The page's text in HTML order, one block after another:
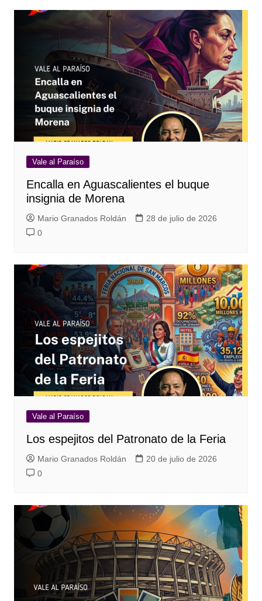
Vale al Paraíso
Encalla en Aguascalientes el buque
insignia de Morena
Mario Granados Roldán
28 de julio de 2026
0
Vale al Paraíso
Los espejitos del Patronato de la Feria
Mario Granados Roldán
20 de julio de 2026
0